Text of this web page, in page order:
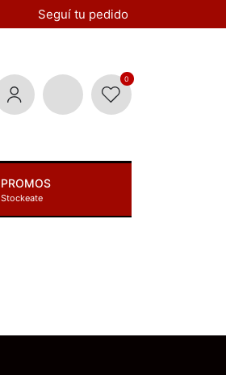
Seguí tu pedido
0
PROMOS
Stockeate